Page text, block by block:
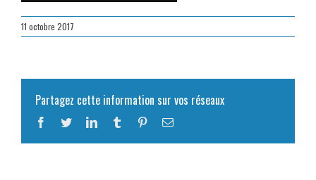
11 octobre 2017
Partagez cette information sur vos réseaux
Facebook
TwitterLinkedInTumblr PinterestEmail